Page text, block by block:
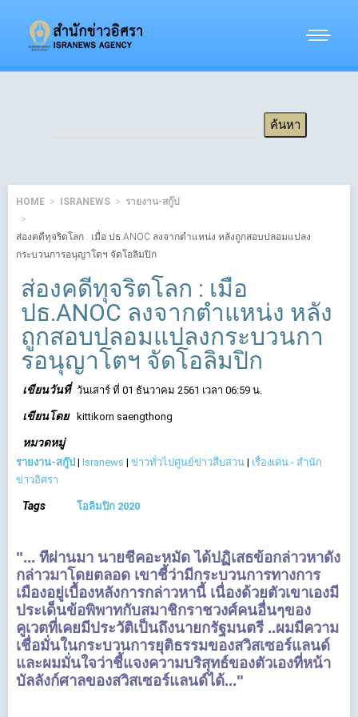
HOME ISRANEWS รายงาน-สกู๊ป
ส่องคดีทุจริตโลก : เมื่อ ปธ.ANOC ลงจากตำแหน่ง หลังถูกสอบปลอมแปลง
กระบวนการอนุญาโตฯ จัดโอลิมปิก
ส่องคดีทุจริตโลก : เมื่อ
ปธ.ANOC ลงจากตำแหน่ง หลัง
ถูกสอบปลอมแปลงกระบวนกา
รอนุญาโตฯ จัดโอลิมปิก
เขียนวันที่ วันเสาร์ ที่ 01 ธันวาคม 2561 เวลา 06:59 น.
เขียนโดย kittikorn saengthong
หมวดหมู่
รายงาน-สกู๊ป | Isranews | ข่าวทั่วไปศูนย์ข่าวสืบสวน | เรื่องเด่น - สำนัก
ข่าวอิศรา
Tags โอลิมปิก 2020
"... ที่ผ่านมา นายชีคอะหมัด ได้ปฏิเสธข้อกล่าวหาดัง
กล่าวมาโดยตลอด เขาชี้ว่ามีกระบวนการทางการ
เมืองอยู่เบื้องหลังการกล่าวหานี้ เนื่องด้วยตัวเขาเองมี
ประเด็นข้อพิพาทกับสมาชิกราชวงศ์คนอื่นๆของ
คูเวตที่เคยมีประวัติเป็นถึงนายกรัฐมนตรี ..ผมมีความ
เชื่อมั่นในกระบวนการยุติธรรมของสวิสเซอร์แลนด์
และผมมั่นใจว่าชี้แจงความบริสุทธ์ของตัวเองที่หน้า
บัลลังก์ศาลของสวิสเซอร์แลนด์ได้..."